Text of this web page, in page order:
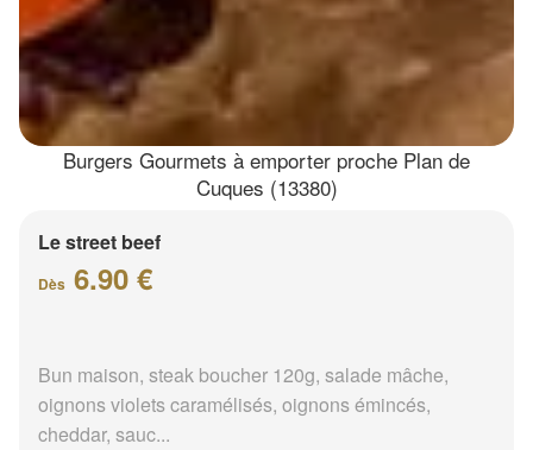
Burgers Gourmets à emporter proche Plan de
Cuques (13380)
Le street beef
Dès 6.90 €
Bun maison, steak boucher 120g, salade mâche,
oignons violets caramélisés, oignons émincés,
cheddar, sauc...